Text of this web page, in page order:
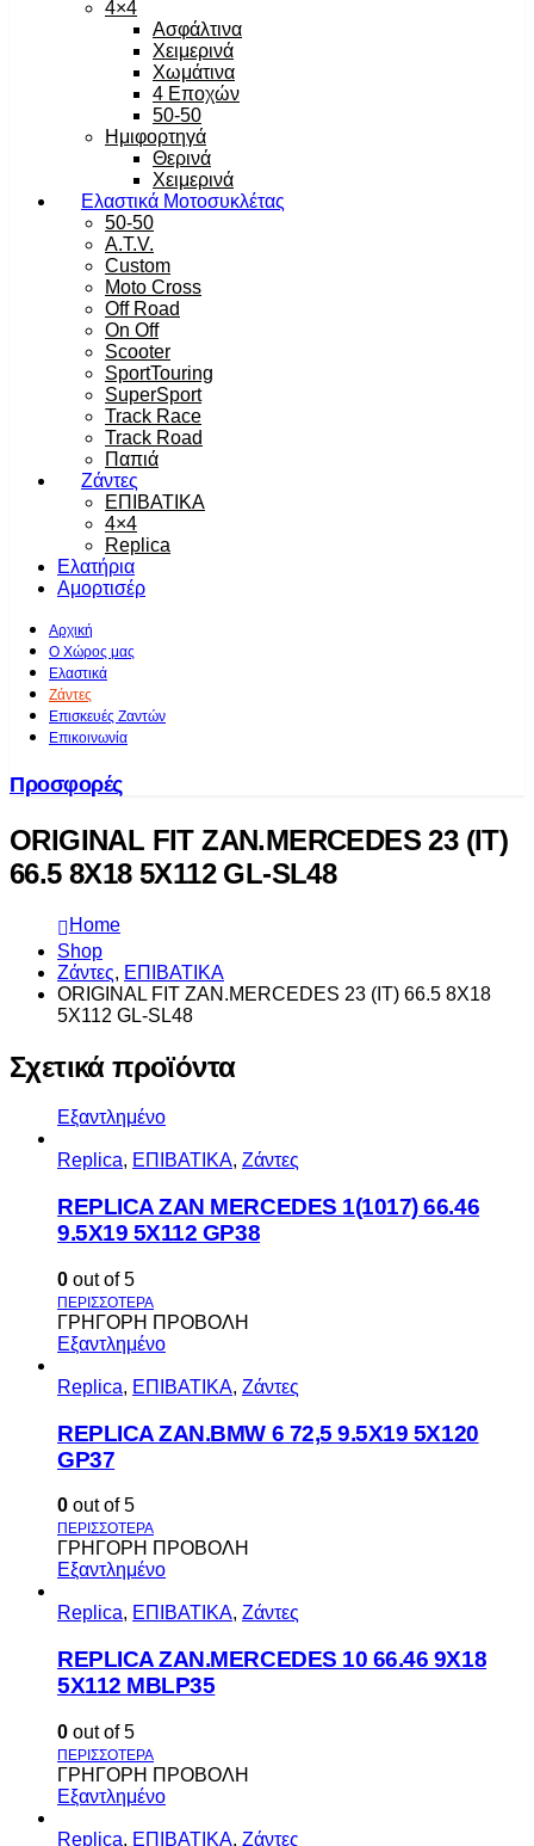
4×4
Ασφάλτινα
Χειμερινά
Χωμάτινα
4 Εποχών
50-50
Ημιφορτηγά
Θερινά
Χειμερινά
Ελαστικά Μοτοσυκλέτας
50-50
A.T.V.
Custom
Moto Cross
Off Road
On Off
Scooter
SportTouring
SuperSport
Track Race
Track Road
Παπιά
Ζάντες
ΕΠΙΒΑΤΙΚΑ
4×4
Replica
Ελατήρια
Αμορτισέρ
Αρχική
Ο Χώρος μας
Ελαστικά
Ζάντες
Επισκευές Ζαντών
Επικοινωνία
Προσφορές
ORIGINAL FIT ZAN.MERCEDES 23 (IT)
66.5 8X18 5X112 GL-SL48
Home
Shop
Ζάντες, ΕΠΙΒΑΤΙΚΑ
ORIGINAL FIT ZAN.MERCEDES 23 (IT) 66.5 8X18
5X112 GL-SL48
Σχετικά προϊόντα
Εξαντλημένο
Replica, ΕΠΙΒΑΤΙΚΑ, Ζάντες
REPLICA ZAN MERCEDES 1(1017) 66.46
9.5X19 5X112 GP38
0 out of 5
ΓΡΗΓΟΡΗ ΠΡΟΒΟΛΗ
Εξαντλημένο
Replica, ΕΠΙΒΑΤΙΚΑ, Ζάντες
REPLICA ZAN.BMW 6 72,5 9.5X19 5X120
GP37
0 out of 5
ΓΡΗΓΟΡΗ ΠΡΟΒΟΛΗ
Εξαντλημένο
Replica, ΕΠΙΒΑΤΙΚΑ, Ζάντες
REPLICA ZAN.MERCEDES 10 66.46 9X18
5X112 MBLP35
0 out of 5
ΓΡΗΓΟΡΗ ΠΡΟΒΟΛΗ
Εξαντλημένο
Replica, ΕΠΙΒΑΤΙΚΑ, Ζάντες